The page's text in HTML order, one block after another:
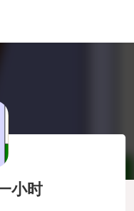
小时